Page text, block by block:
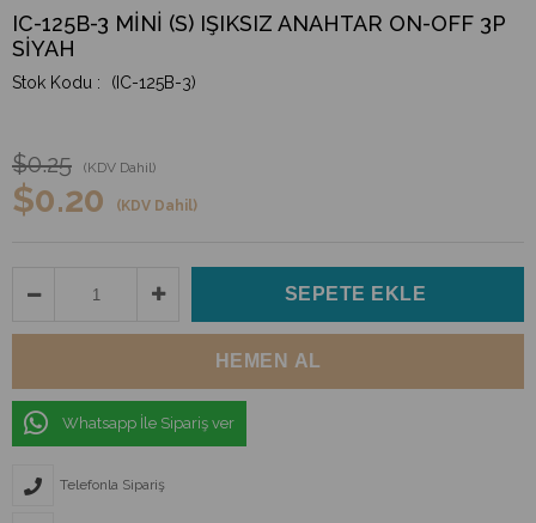
IC-125B-3 MİNİ (S) IŞIKSIZ ANAHTAR ON-OFF 3P
SİYAH
(IC-125B-3)
$0.25 (KDV Dahil)
$0.20 (KDV Dahil)
Whatsapp İle Sipariş ver
Telefonla Sipariş